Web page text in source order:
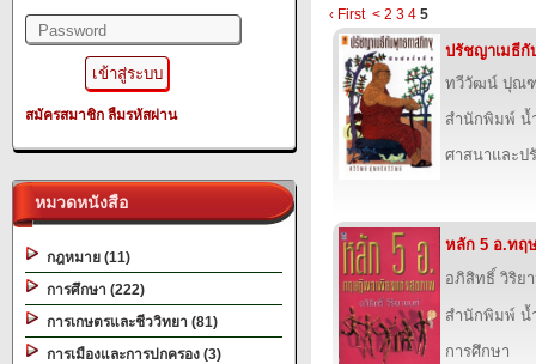
สมัครสมาชิก ลืมรหัสผ่าน
หมวดหนังสือ
กฎหมาย (11)
การศึกษา (222)
การเกษตรและชีววิทยา (81)
การเมืองและการปกครอง (3)
‹ First < 2 3 4 5
ปรัชญาเมธี
ทวีวัฒน์ ปุณ
สำนักพิมพ์ น้
ศาสนาและป
หลัก 5 อ.ทฤ
อภิสิทธิ์ วิริย
สำนักพิมพ์ น้
การศึกษา